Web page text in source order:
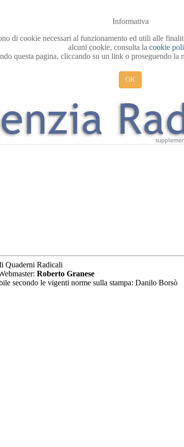
Informativa
di cookie necessari al funzionamento ed utili alle
alcuni cookie, consulta la cookie
questa pagina, cliccando su un link o proseguendo
OK
Quaderni Radicali
Roberto Granese
secondo le vigenti norme sulla stampa: Danilo Borsò